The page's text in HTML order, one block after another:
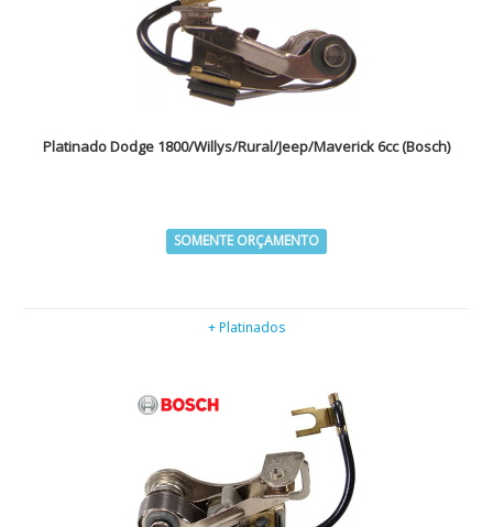
Platinado Dodge 1800/Willys/Rural/Jeep/Maverick 6cc (Bosch)
SOMENTE ORÇAMENTO
+ Platinados